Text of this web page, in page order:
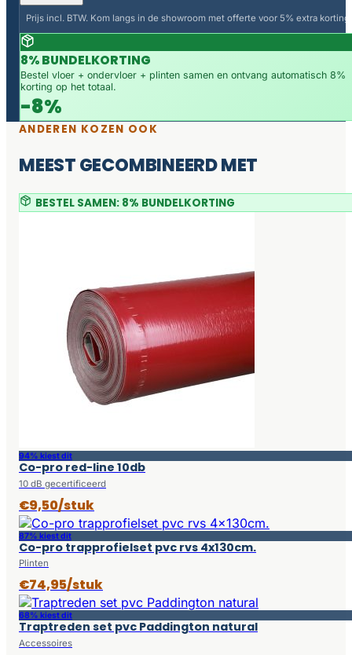
Prijs incl. BTW. Kom langs in de showroom met offerte voor 5% extra korting.
8% BUNDELKORTING
Bestel vloer + ondervloer + plinten samen en ontvang automatisch 8%
korting op het totaal.
-8%
ANDEREN KOZEN OOK
MEEST GECOMBINEERD MET
BESTEL SAMEN: 8% BUNDELKORTING
94% kiest dit
Co-pro red-line 10db
10 dB gecertificeerd
€9,50/stuk
87% kiest dit
Co-pro trapprofielset pvc rvs 4x130cm.
Plinten
€74,95/stuk
68% kiest dit
Traptreden set pvc Paddington natural
Accessoires